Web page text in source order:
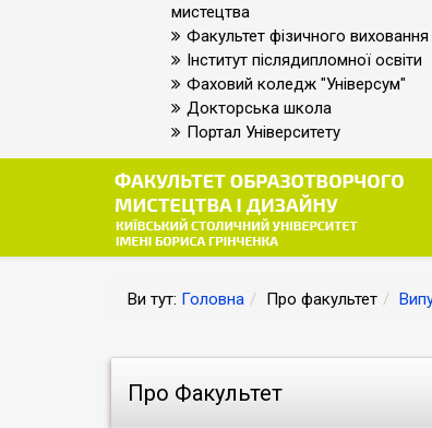
мистецтва
Факультет фізичного виховання
Інститут післядипломної освіти
Фаховий коледж "Універсум"
Докторська школа
Портал Університету
Ви тут: Головна Про факультет
Про Факультет